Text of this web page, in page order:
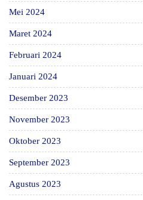
Mei 2024
Maret 2024
Februari 2024
Januari 2024
Desember 2023
November 2023
Oktober 2023
September 2023
Agustus 2023